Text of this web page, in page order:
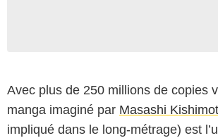
Avec plus de 250 millions de copies
manga imaginé par Masashi
impliqué dans le long-métrage) est